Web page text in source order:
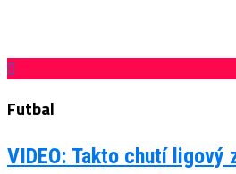
Futbal
VIDEO: Takto chutí ligový